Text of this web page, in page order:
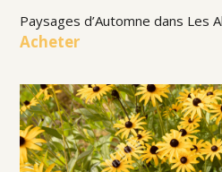
Paysages d’Automne dans Les
Acheter